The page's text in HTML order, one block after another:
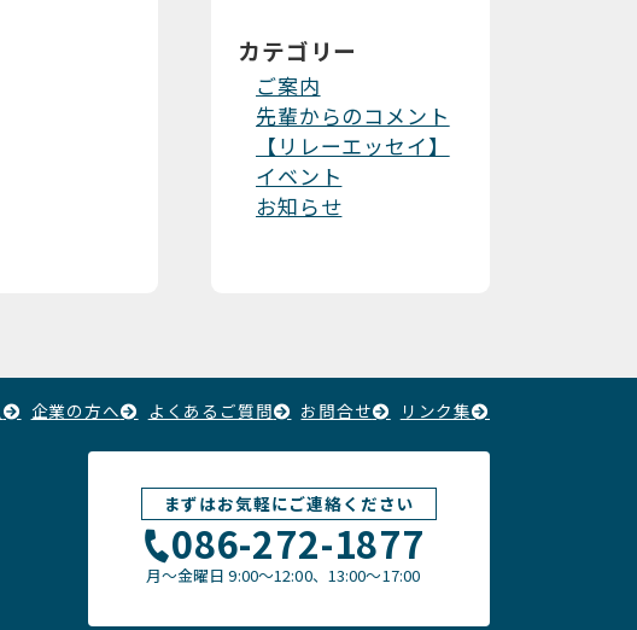
カテゴリー
ご案内
先輩からのコメント
【リレーエッセイ】
イベント
お知らせ
企業の方へ よくあるご質問 お問合せ リンク集
まずはお気軽にご連絡ください
086-272-1877
月〜金曜日9:00～12:00、13:00〜17:00